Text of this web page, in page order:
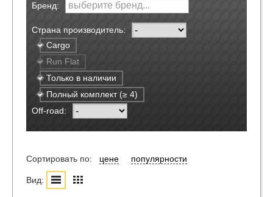
Бренд:
Страна производитель:
Cargo
Run Flat
Только в наличии
Полный комплект (≥ 4)
Off-road:
Сортировать по: цене популярности
Вид: